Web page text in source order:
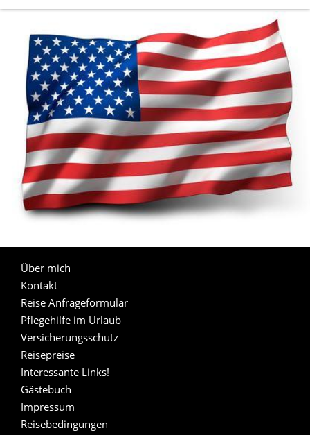
Über mich
Kontakt
Reise Anfrageformular
Pflegehilfe im Urlaub
Versicherungsschutz
Reisepreise
Interessante Links!
Gästebuch
Impressum
Reisebedingungen